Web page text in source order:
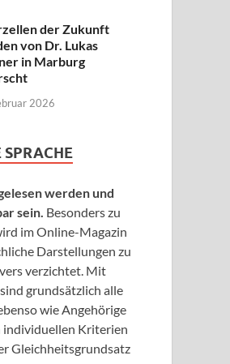
der Zukunft
von Dr. Lukas
in Marburg
2026
SPRACHE
werden und
sein. Besonders zu
im Online-Magazin
Darstellungen zu
verzichtet. Mit
grundsätzlich alle
wie Angehörige
individuellen Kriterien
Gleichheitsgrundsatz